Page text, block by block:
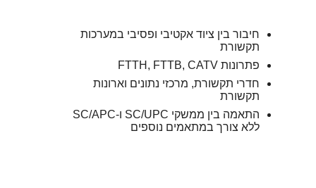
חיבור בין ציוד אקטיבי ופסיבי במערכות
תקשורת
פתרונות FTTH, FTTB, CATV
חדרי תקשורת, מרכזי נתונים וארונות
תקשורת
התאמה בין ממשקי SC/UPC ו-SC/APC
ללא צורך במתאמים נוספים